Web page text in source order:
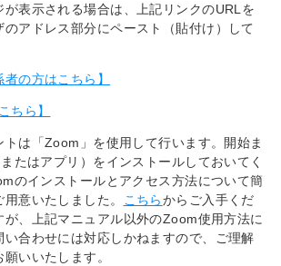
表示される場合は、上記リンクのURLを
のアドレス部分にペースト（貼付け）して
者の方はこちら】
ちら】
トは「Zoom」を使用して行います。開始ま
たはアプリ）をインストールしておいてく
のインストールとアクセス方法について簡
意いたしました。 こちらからご入手くだ
が、上記マニュアル以外のZoom使用方法に
い合わせには対応しかねますので、ご理解
いいたします。